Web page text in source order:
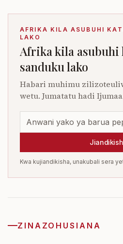
AFRIKA KILA ASUBUHI
LAKO
Afrika kila asubuhi
sanduku lako
Habari muhimu
wetu. Jumatatu hadi
Kwa kujiandikisha, unakubali sera
ZINAZOHUSIANA